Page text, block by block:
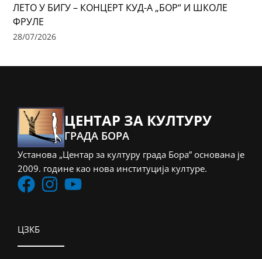
ЛЕТО У БИГУ – КОНЦЕРТ КУД-А „БОР“ И ШКОЛЕ
ФРУЛЕ
28/07/2026
ЦЕНТАР ЗА КУЛТУРУ
ГРАДА БОРА
Установа „Центар за културу града Бора” основана је
2009. године као нова институција културе.
ЦЗКБ